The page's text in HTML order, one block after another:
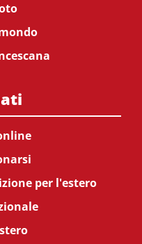
per l'estero